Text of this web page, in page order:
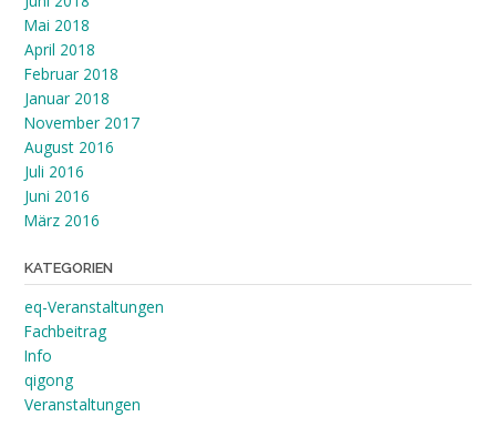
Mai 2018
April 2018
Februar 2018
Januar 2018
November 2017
August 2016
Juli 2016
Juni 2016
März 2016
KATEGORIEN
eq-Veranstaltungen
Fachbeitrag
Info
qigong
Veranstaltungen